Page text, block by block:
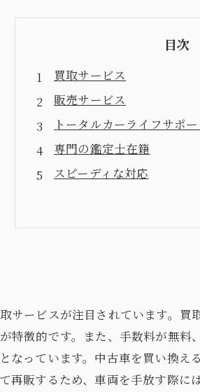
目次
買取サービス
販売サービス
トータルカーライフサポー
専門の鑑定士在籍
スピーディな対応
サービスが注目されています。
特徴的です。また、手数料が無
なっています。中古車を買い換
再販するため、車両を手放す際